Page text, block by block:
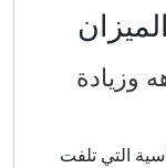
وزيادة
التي تلفت